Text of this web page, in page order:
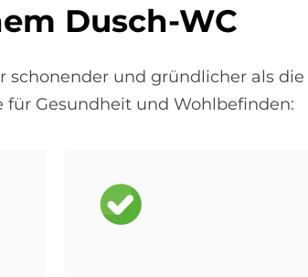
Dusch-WC
schonender und gründlicher als
Gesundheit und Wohlbefinden:
Bild